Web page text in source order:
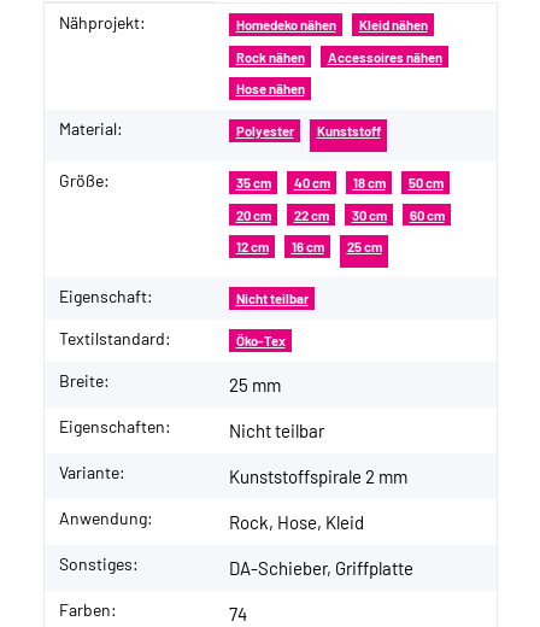
Produkteigenschaft
Wert
Nähprojekt: Homedeko nähen Kleid nähen
Rock nähen Accessoires nähen
Hose nähen
Material: Polyester Kunststoff
Größe: 35 cm 40 cm 18 cm 50 cm
20 cm 22 cm 30 cm 60 cm
12 cm 16 cm 25 cm
Eigenschaft: Nicht teilbar
Textilstandard: Öko-Tex
Breite: 25 mm
Eigenschaften: Nicht teilbar
Variante: Kunststoffspirale 2 mm
Anwendung: Rock, Hose, Kleid
Sonstiges: DA-Schieber, Griffplatte
Farben: 74